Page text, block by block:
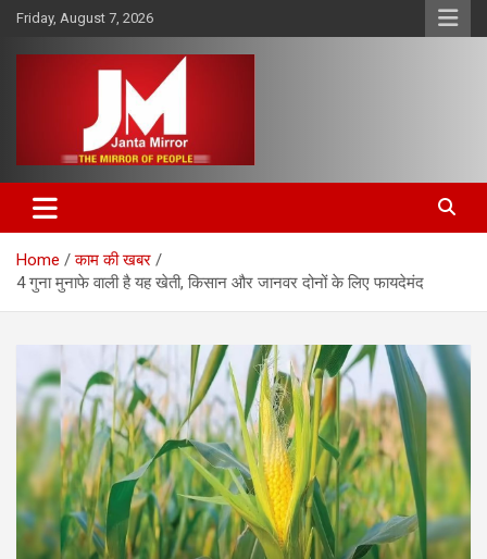
Skip
content
Friday, August 7, 2026
Janta Mirror
Home
काम की खबर
4 गुना मुनाफे वाली है यह खेती, किसान और जानवर दोनों के लिए फायदेमंद